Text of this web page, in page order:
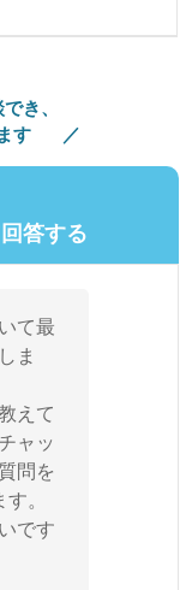
き、
す
回答する
て最
ま
えて
ャッ
問を
。
です